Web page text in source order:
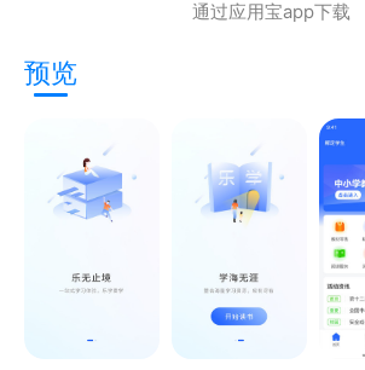
通过应用宝app下载
预览